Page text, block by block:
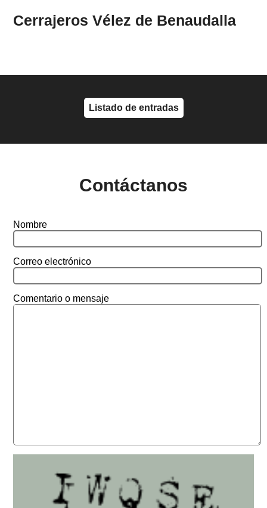
Cerrajeros Vélez de Benaudalla
Listado de entradas
Contáctanos
Nombre
Correo electrónico
Comentario o mensaje